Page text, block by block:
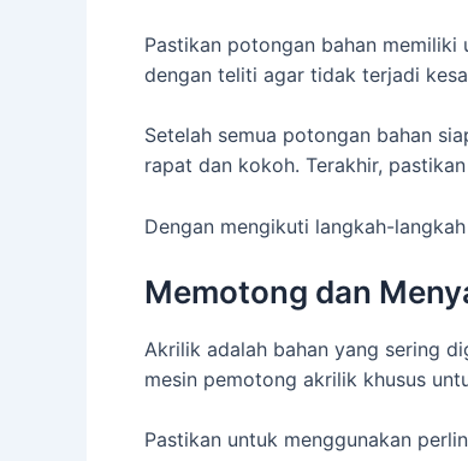
Pastikan potongan bahan
dengan teliti agar tidak terjadi
Setelah semua potongan bahan
rapat dan kokoh. Terakhir,
Dengan mengikuti langkah-
Memotong dan
Akrilik adalah bahan yang sering
mesin pemotong akrilik khusus
Pastikan untuk menggunakan